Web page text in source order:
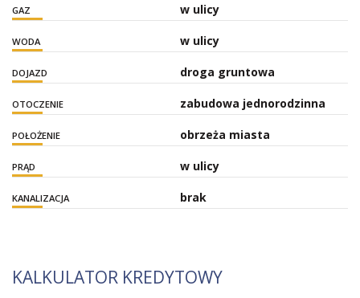
GAZ w ulicy
WODA w ulicy
DOJAZD droga gruntowa
OTOCZENIE zabudowa jednorodzinna
POŁOŻENIE obrzeża miasta
PRĄD w ulicy
KANALIZACJA brak
KALKULATOR KREDYTOWY